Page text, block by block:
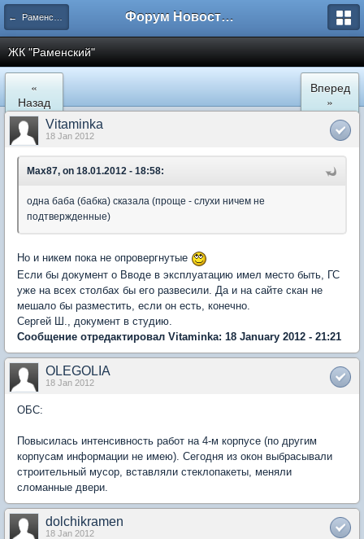
← Раменское Форум Новостройки
ЖК "Рaменский"
«
Назад
Вперед
»
Vitaminka
18 Jan 2012
Max87, on 18.01.2012 - 18:58:
одна баба (бабка) сказала (проще - слухи ничем не
подтвержденные)
Но и никем пока не опровергнутые
Если бы документ о Вводе в эксплуатацию имел место быть, ГС
уже на всех столбах бы его развесили. Да и на сайте скан не
мешало бы разместить, если он есть, конечно.
Сергей Ш., документ в студию.
Сообщение отредактировал Vitaminka: 18 January 2012 - 21:21
OLEGOLIA
18 Jan 2012
ОБС:
Повысилась интенсивность работ на 4-м корпусе (по другим
корпусам информации не имею). Сегодня из окон выбрасывали
строительный мусор, вставляли стеклопакеты, меняли
сломанные двери.
dolchikramen
18 Jan 2012